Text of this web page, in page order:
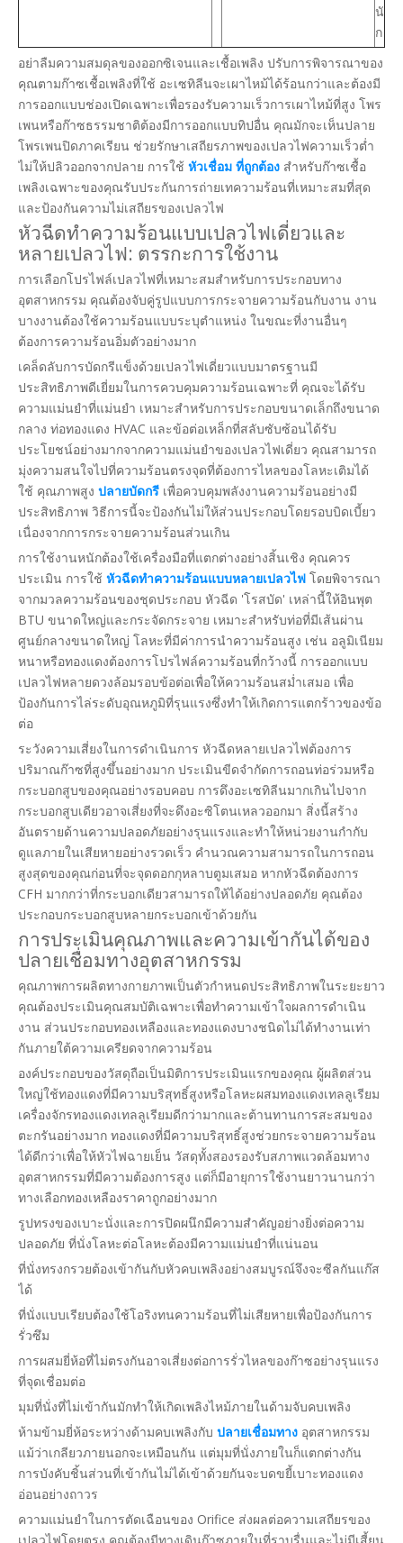
นั
ก
อย่าลืมความสมดุลของออกซิเจนและเชื้อเพลิง ปรับการพิจารณาของ
คุณตามก๊าซเชื้อเพลิงที่ใช้ อะเซทิลีนจะเผาไหม้ได้ร้อนกว่าและต้องมี
การออกแบบช่องเปิดเฉพาะเพื่อรองรับความเร็วการเผาไหม้ที่สูง โพร
เพนหรือก๊าซธรรมชาติต้องมีการออกแบบทิปอื่น คุณมักจะเห็นปลาย
โพรเพนปิดภาคเรียน ช่วยรักษาเสถียรภาพของเปลวไฟความเร็วต่ำ
ไม่ให้ปลิวออกจากปลาย การใช้ หัวเชื่อม ที่ถูกต้อง สำหรับก๊าซเชื้อ
เพลิงเฉพาะของคุณรับประกันการถ่ายเทความร้อนที่เหมาะสมที่สุด
และป้องกันความไม่เสถียรของเปลวไฟ
หัวฉีดทำความร้อนแบบเปลวไฟเดี่ยวและ
หลายเปลวไฟ: ตรรกะการใช้งาน
การเลือกโปรไฟล์เปลวไฟที่เหมาะสมสำหรับการประกอบทาง
อุตสาหกรรม คุณต้องจับคู่รูปแบบการกระจายความร้อนกับงาน งาน
บางงานต้องใช้ความร้อนแบบระบุตำแหน่ง ในขณะที่งานอื่นๆ
ต้องการความร้อนอิ่มตัวอย่างมาก
เคล็ดลับการบัดกรีแข็งด้วยเปลวไฟเดี่ยวแบบมาตรฐานมี
ประสิทธิภาพดีเยี่ยมในการควบคุมความร้อนเฉพาะที่ คุณจะได้รับ
ความแม่นยำที่แม่นยำ เหมาะสำหรับการประกอบขนาดเล็กถึงขนาด
กลาง ท่อทองแดง HVAC และข้อต่อเหล็กที่สลับซับซ้อนได้รับ
ประโยชน์อย่างมากจากความแม่นยำของเปลวไฟเดี่ยว คุณสามารถ
มุ่งความสนใจไปที่ความร้อนตรงจุดที่ต้องการไหลของโลหะเติมได้
ใช้ คุณภาพสูง ปลายบัดกรี เพื่อควบคุมพลังงานความร้อนอย่างมี
ประสิทธิภาพ วิธีการนี้จะป้องกันไม่ให้ส่วนประกอบโดยรอบบิดเบี้ยว
เนื่องจากการกระจายความร้อนส่วนเกิน
การใช้งานหนักต้องใช้เครื่องมือที่แตกต่างอย่างสิ้นเชิง คุณควร
ประเมิน การใช้ หัวฉีดทำความร้อนแบบหลายเปลวไฟ โดยพิจารณา
จากมวลความร้อนของชุดประกอบ หัวฉีด 'โรสบัด' เหล่านี้ให้อินพุต
BTU ขนาดใหญ่และกระจัดกระจาย เหมาะสำหรับท่อที่มีเส้นผ่าน
ศูนย์กลางขนาดใหญ่ โลหะที่มีค่าการนำความร้อนสูง เช่น อลูมิเนียม
หนาหรือทองแดงต้องการโปรไฟล์ความร้อนที่กว้างนี้ การออกแบบ
เปลวไฟหลายดวงล้อมรอบข้อต่อเพื่อให้ความร้อนสม่ำเสมอ เพื่อ
ป้องกันการไล่ระดับอุณหภูมิที่รุนแรงซึ่งทำให้เกิดการแตกร้าวของข้อ
ต่อ
ระวังความเสี่ยงในการดำเนินการ หัวฉีดหลายเปลวไฟต้องการ
ปริมาณก๊าซที่สูงขึ้นอย่างมาก ประเมินขีดจำกัดการถอนท่อร่วมหรือ
กระบอกสูบของคุณอย่างรอบคอบ การดึงอะเซทิลีนมากเกินไปจาก
กระบอกสูบเดียวอาจเสี่ยงที่จะดึงอะซิโตนเหลวออกมา สิ่งนี้สร้าง
อันตรายด้านความปลอดภัยอย่างรุนแรงและทำให้หน่วยงานกำกับ
ดูแลภายในเสียหายอย่างรวดเร็ว คำนวณความสามารถในการถอน
สูงสุดของคุณก่อนที่จะจุดดอกกุหลาบตูมเสมอ หากหัวฉีดต้องการ
CFH มากกว่าที่กระบอกเดียวสามารถให้ได้อย่างปลอดภัย คุณต้อง
ประกอบกระบอกสูบหลายกระบอกเข้าด้วยกัน
การประเมินคุณภาพและความเข้ากันได้ของ
ปลายเชื่อมทางอุตสาหกรรม
คุณภาพการผลิตทางกายภาพเป็นตัวกำหนดประสิทธิภาพในระยะยาว
คุณต้องประเมินคุณสมบัติเฉพาะเพื่อทำความเข้าใจผลการดำเนิน
งาน ส่วนประกอบทองเหลืองและทองแดงบางชนิดไม่ได้ทำงานเท่า
กันภายใต้ความเครียดจากความร้อน
องค์ประกอบของวัสดุถือเป็นมิติการประเมินแรกของคุณ ผู้ผลิตส่วน
ใหญ่ใช้ทองแดงที่มีความบริสุทธิ์สูงหรือโลหะผสมทองแดงเทลลูเรียม
เครื่องจักรทองแดงเทลลูเรียมดีกว่ามากและต้านทานการสะสมของ
ตะกรันอย่างมาก ทองแดงที่มีความบริสุทธิ์สูงช่วยกระจายความร้อน
ได้ดีกว่าเพื่อให้หัวไฟฉายเย็น วัสดุทั้งสองรองรับสภาพแวดล้อมทาง
อุตสาหกรรมที่มีความต้องการสูง แต่ก็มีอายุการใช้งานยาวนานกว่า
ทางเลือกทองเหลืองราคาถูกอย่างมาก
รูปทรงของเบาะนั่งและการปิดผนึกมีความสำคัญอย่างยิ่งต่อความ
ปลอดภัย ที่นั่งโลหะต่อโลหะต้องมีความแม่นยำที่แน่นอน
ที่นั่งทรงกรวยต้องเข้ากันกับหัวคบเพลิงอย่างสมบูรณ์จึงจะซีลกันแก๊ส
ได้
ที่นั่งแบบเรียบต้องใช้โอริงทนความร้อนที่ไม่เสียหายเพื่อป้องกันการ
รั่วซึม
การผสมยี่ห้อที่ไม่ตรงกันอาจเสี่ยงต่อการรั่วไหลของก๊าซอย่างรุนแรง
ที่จุดเชื่อมต่อ
มุมที่นั่งที่ไม่เข้ากันมักทำให้เกิดเพลิงไหม้ภายในด้ามจับคบเพลิง
ห้ามข้ามยี่ห้อระหว่างด้ามคบเพลิงกับ ปลายเชื่อมทาง อุตสาหกรรม
แม้ว่าเกลียวภายนอกจะเหมือนกัน แต่มุมที่นั่งภายในก็แตกต่างกัน
การบังคับชิ้นส่วนที่เข้ากันไม่ได้เข้าด้วยกันจะบดขยี้เบาะทองแดง
อ่อนอย่างถาวร
ความแม่นยำในการตัดเฉือนของ Orifice ส่งผลต่อความเสถียรของ